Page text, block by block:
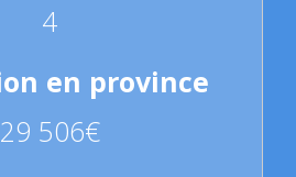
4
29 506€